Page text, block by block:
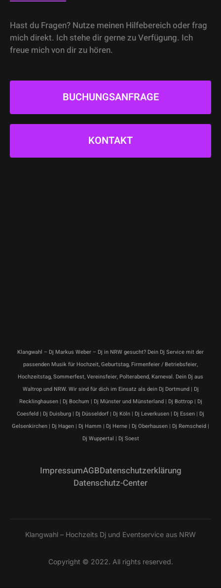
Hast du Fragen? Nutze meinen Hilfebereich oder frag
mich direkt. Ich stehe dir gerne zu Verfügung. Ich
freue mich von dir zu hören.
BUCHUNGSANFRAGE
KONTAKT
Klangwahl – Dj Markus Weber – Dj in NRW gesucht? Dein Dj Service mit der
passenden Musik für Hochzeit, Geburtstag, Firmenfeier / Betriebsfeier,
Hochzeitstag, Sommerfest, Vereinsfeier, Polterabend, Karneval. Dein Dj aus
Waltrop und NRW. Wir sind für dich im Einsatz als dein Dj Dortmund | Dj
Recklinghausen | Dj Bochum | Dj Münster und Münsterland | Dj Bottrop | Dj
Coesfeld | Dj Duisburg | Dj Düsseldorf | Dj Köln | Dj Leverkusen | Dj Essen | Dj
Gelsenkirchen | Dj Hagen | Dj Hamm | Dj Herne | Dj Oberhausen | Dj Remscheid |
Dj Wuppertal | Dj Soest
ImpressumAGBDatenschutzerklärung
Datenschutz-Center
Klangwahl – Hochzeits Dj und Eventservice aus NRW
Copyright © 2022. All rights reserved.